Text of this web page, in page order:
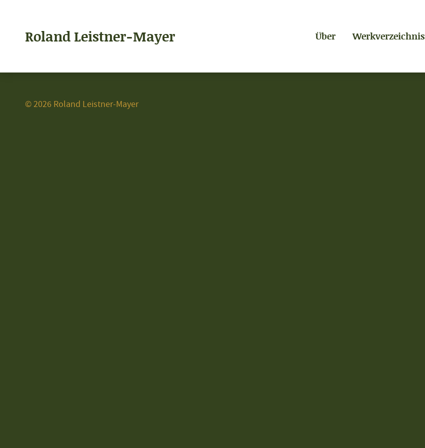
Roland Leistner-Mayer Über Werkverzeichnis
© 2026 Roland Leistner-Mayer